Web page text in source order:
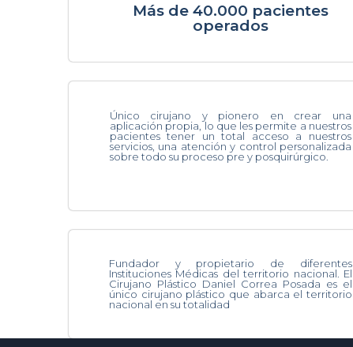
Más de 40.000 pacientes
operados
Único cirujano y pionero en crear una
aplicación propia, lo que les permite a nuestros
pacientes tener un total acceso a nuestros
servicios, una atención y control personalizada
sobre todo su proceso pre y posquirúrgico.
Fundador y propietario de diferentes
Instituciones Médicas del territorio nacional. El
Cirujano Plástico Daniel Correa Posada es el
único cirujano plástico que abarca el territorio
nacional en su totalidad